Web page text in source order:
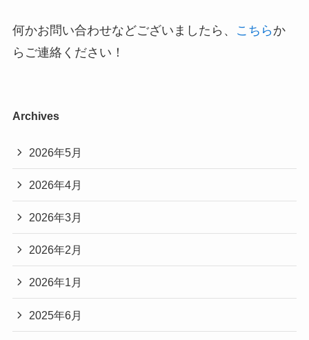
何かお問い合わせなどございましたら、 こちら か
らご連絡ください！
Archives
2026年5月
2026年4月
2026年3月
2026年2月
2026年1月
2025年6月